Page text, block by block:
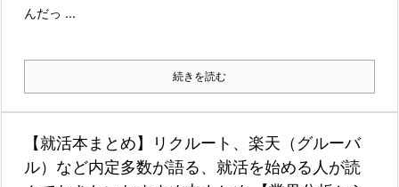
んだっ ...
続きを読む
【就活本まとめ】リクルート、楽天（グルーバ
ル）など内定多数が語る、就活を始める人が読